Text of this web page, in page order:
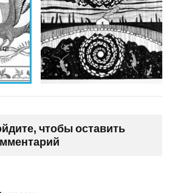
чтобы оставить